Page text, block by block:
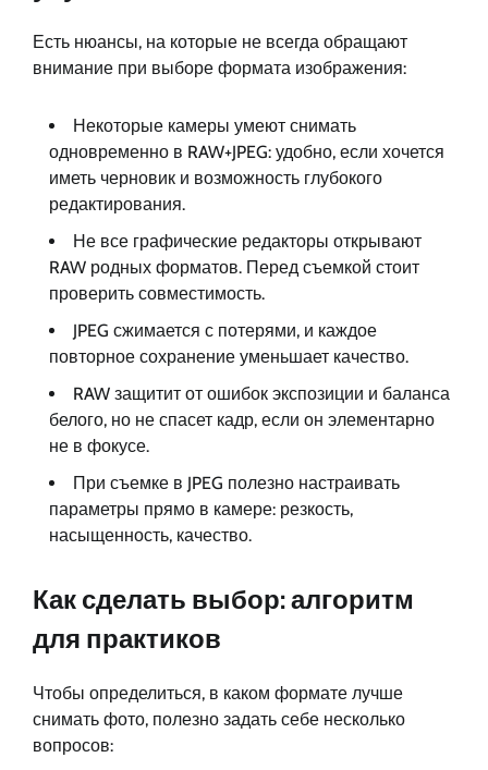
Есть нюансы, на которые не всегда обращают
внимание при выборе формата изображения:
Некоторые камеры умеют снимать
одновременно в RAW+JPEG: удобно, если хочется
иметь черновик и возможность глубокого
редактирования.
Не все графические редакторы открывают
RAW родных форматов. Перед съемкой стоит
проверить совместимость.
JPEG сжимается с потерями, и каждое
повторное сохранение уменьшает качество.
RAW защитит от ошибок экспозиции и баланса
белого, но не спасет кадр, если он элементарно
не в фокусе.
При съемке в JPEG полезно настраивать
параметры прямо в камере: резкость,
насыщенность, качество.
Как сделать выбор: алгоритм
для практиков
Чтобы определиться, в каком формате лучше
снимать фото, полезно задать себе несколько
вопросов: